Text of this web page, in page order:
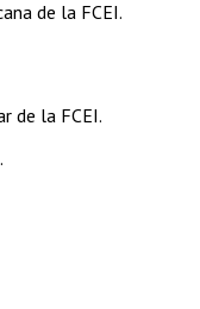
de la FCEI.
de la FCEI.